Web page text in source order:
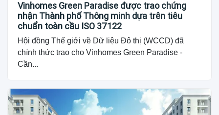
Vinhomes Green Paradise được trao chứng
nhận Thành phố Thông minh dựa trên tiêu
chuẩn toàn cầu ISO 37122
Hội đồng Thế giới về Dữ liệu Đô thị (WCCD) đã
chính thức trao cho Vinhomes Green Paradise -
Cần...